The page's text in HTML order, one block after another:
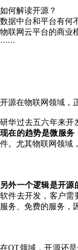
如何解读开源？
数据中台和平台有何
物联网云平台的商业
······
开源在物联网领域，
研华过去五六年来开
现在的趋势是微服务
件。尤其物联网领域
另外一个逻辑是开源
软件去开发，客户需
服务、免费的服务，
在OT领域，开源还